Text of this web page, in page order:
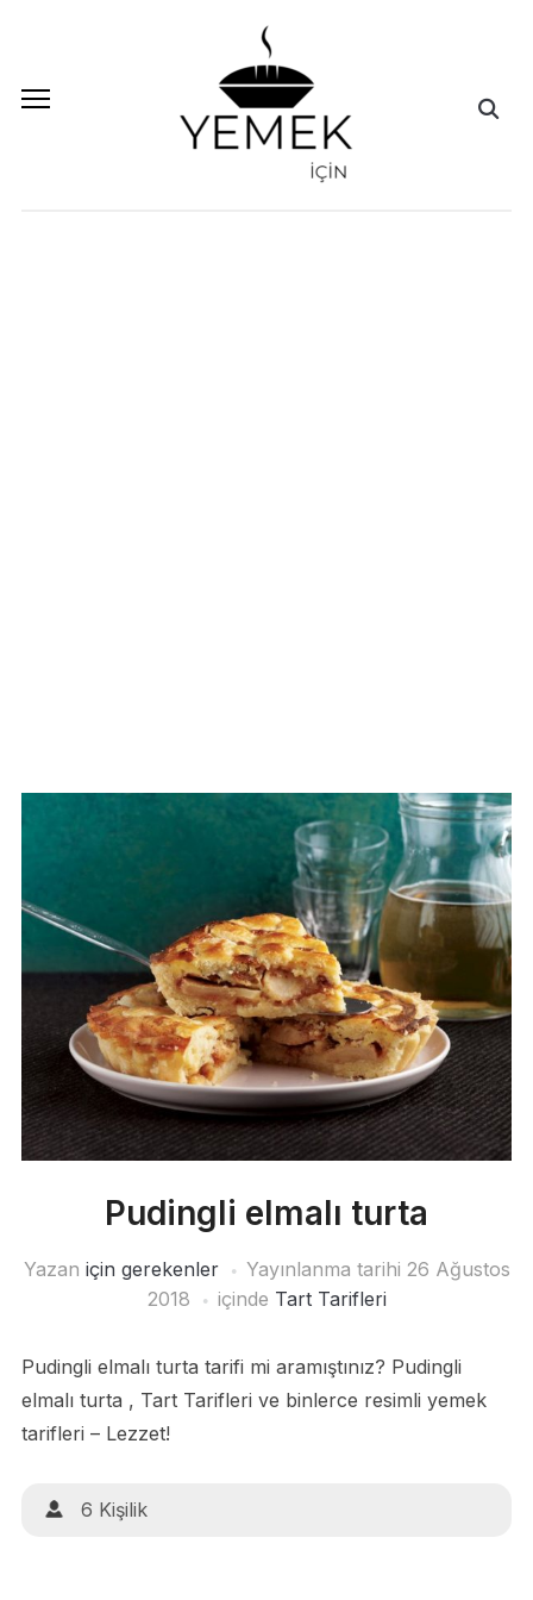
Pudingli elmalı turta
Yazan için gerekenler Yayınlanma tarihi 26 Ağustos
2018
içinde Tart Tarifleri
Pudingli elmalı turta tarifi mi aramıştınız? Pudingli
elmalı turta , Tart Tarifleri ve binlerce resimli yemek
tarifleri – Lezzet!
6 Kişilik